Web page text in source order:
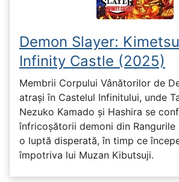
Demon Slayer:
Infinity Castle (2025)
Membrii Corpului Vânătorilor de
atrași în Castelul Infinitului, unde
Nezuko Kamado și Hashira se
înfricoșătorii demoni din Rangurile
o luptă disperată, în timp ce
împotriva lui Muzan Kibutsuji.